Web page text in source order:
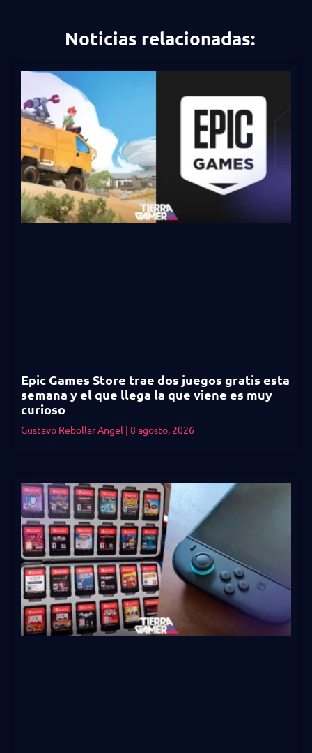
Noticias relacionadas:
Epic Games Store trae dos juegos gratis esta
semana y el que llega la que viene es muy
curioso
Gustavo Rebollar Angel 8 agosto, 2026